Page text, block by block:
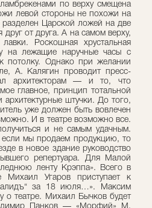
по верху смещена
левой стороны не похожи на
Царской ложей на две
от друга. А на самом верху,
Роскошная хрустальная
на лежащие наручные часы с
потолку. Однако при желании
А. Калягин проводит пресс-
архитекторам — и то, что
главное, принцип тотальной
штучки. До того,
уже должен быть вовлечен
И в театре возможно все.
и не самым удачным.
если мы продаем продукцию, то
в новое здание руководство
репертуара. Для Малой
ленту Крэппа». Всего в
Угаров приступает к
за 18 июля…». Максим
о театре. Михаил Бычков будет